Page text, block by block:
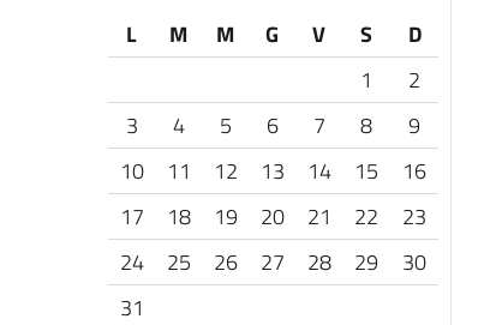
L M M G V S
D
1
2
3
4 5 6 7 8
9
10
11 12 13 14 15
16
17
18 19 20 21 22
23
24
25 26 27 28 29
30
31